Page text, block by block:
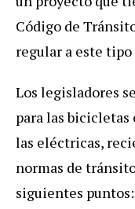
Código de Trá
regular a este tipo
Los legisladores se
para las bicicletas
las eléctricas,
normas de trá
siguientes puntos: